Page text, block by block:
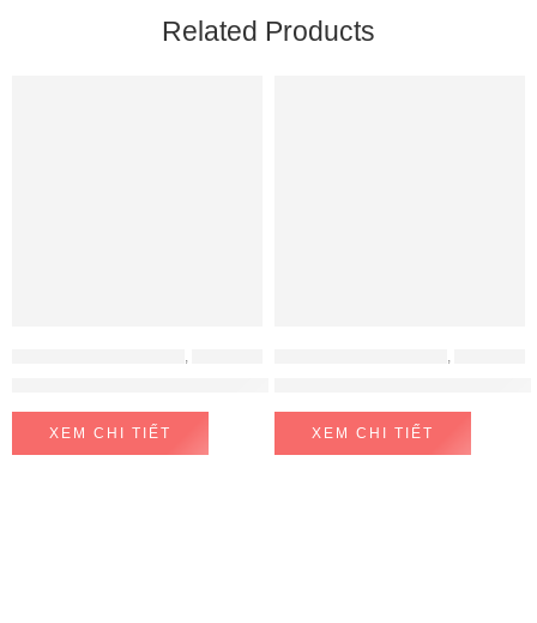
Related Products
XEM CHI TIẾT XEM CHI TIẾT